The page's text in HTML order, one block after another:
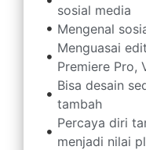
Metode
Pengajar yang
Fasilitas yang
Komunitas yang
sosial media
Mengenal
Menguasai
Premiere Pro,
Bisa desain
tambah
Percaya diri
menjadi nilai